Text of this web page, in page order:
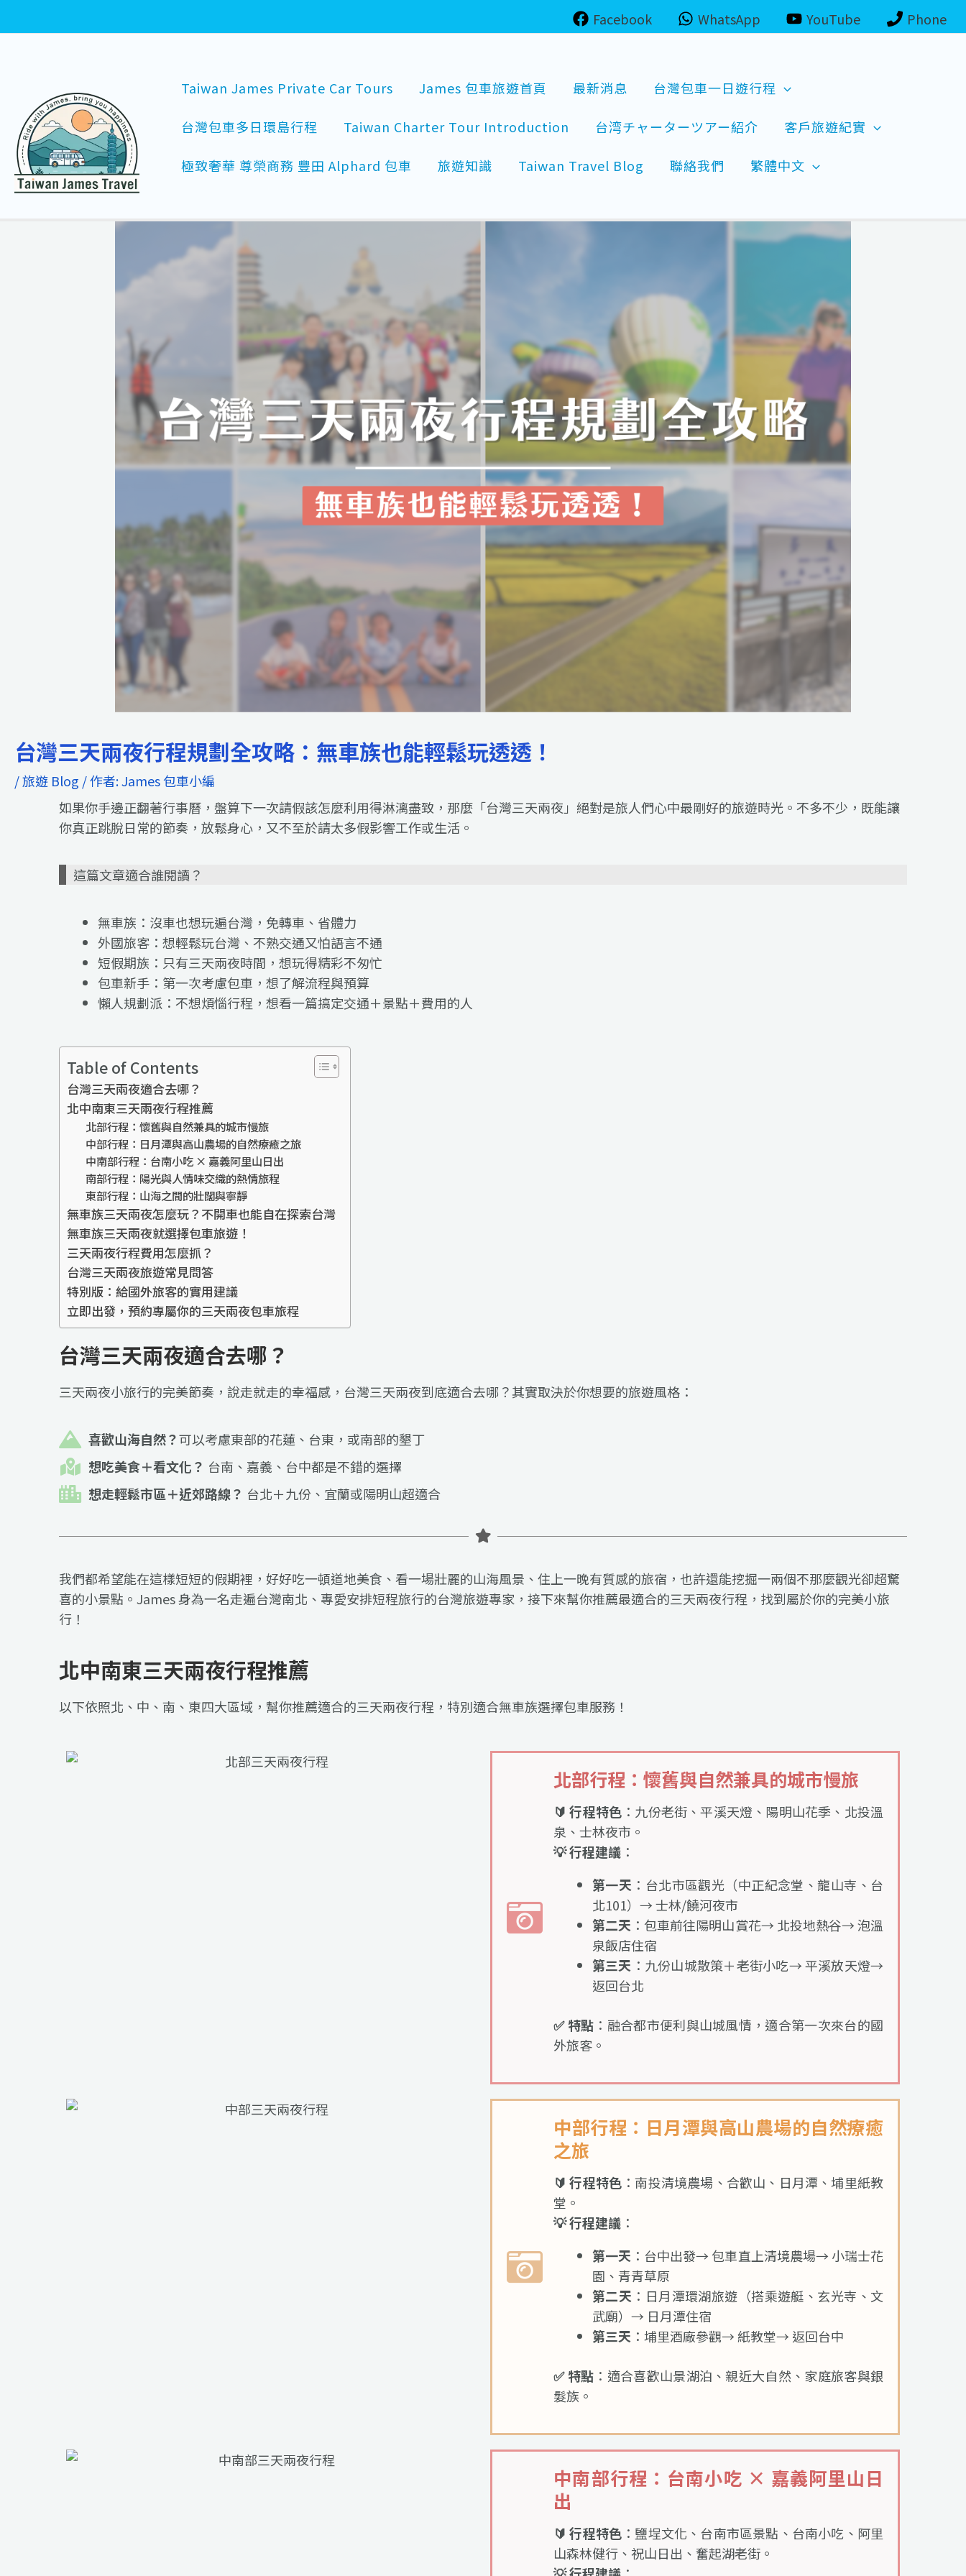
至
Facebook WhatsApp YouTube Phone
Taiwan James Private Car Tours James 包車旅遊首頁 最新消息 台灣包車一日遊行程
台灣包車多日環島行程 Taiwan Charter Tour Introduction 台湾チャーターツアー紹介 客戶旅遊紀實
極致奢華 尊榮商務 豐田 Alphard 包車 旅遊知識 Taiwan Travel Blog 聯絡我們 繁體中文
台灣三天兩夜行程規劃全攻略：無車族也能輕鬆玩透透！
/旅遊 Blog / 作者:James 包車小編
如果你手邊正翻著行事曆，盤算下一次請假該怎麼利用得淋漓盡致，那麼「台灣三天兩夜」絕對是旅人們心中最剛好的旅遊時光。不多不少，既能讓
你真正跳脫日常的節奏，放鬆身心，又不至於請太多假影響工作或生活。
這篇文章適合誰閱讀？
無車族：沒車也想玩遍台灣，免轉車、省體力
外國旅客：想輕鬆玩台灣、不熟交通又怕語言不通
短假期族：只有三天兩夜時間，想玩得精彩不匆忙
包車新手：第一次考慮包車，想了解流程與預算
懶人規劃派：不想煩惱行程，想看一篇搞定交通＋景點＋費用的人
Table of Contents
台灣三天兩夜適合去哪？
北中南東三天兩夜行程推薦
北部行程：懷舊與自然兼具的城市慢旅
中部行程：日月潭與高山農場的自然療癒之旅
中南部行程：台南小吃 × 嘉義阿里山日出
南部行程：陽光與人情味交織的熱情旅程
東部行程：山海之間的壯闊與寧靜
無車族三天兩夜怎麼玩？不開車也能自在探索台灣
無車族三天兩夜就選擇包車旅遊！
三天兩夜行程費用怎麼抓？
台灣三天兩夜旅遊常見問答
特別版：給國外旅客的實用建議
立即出發，預約專屬你的三天兩夜包車旅程
台灣三天兩夜適合去哪？
三天兩夜小旅行的完美節奏，說走就走的幸福感，台灣三天兩夜到底適合去哪？其實取決於你想要的旅遊風格：
喜歡山海自然？可以考慮東部的花蓮、台東，或南部的墾丁
想吃美食＋看文化？ 台南、嘉義、台中都是不錯的選擇
想走輕鬆市區＋近郊路線？ 台北＋九份、宜蘭或陽明山超適合
我們都希望能在這樣短短的假期裡，好好吃一頓道地美食、看一場壯麗的山海風景、住上一晚有質感的旅宿，也許還能挖掘一兩個不那麼觀光卻超驚
喜的小景點。James 身為一名走遍台灣南北、專愛安排短程旅行的台灣旅遊專家，接下來幫你推薦最適合的三天兩夜行程，找到屬於你的完美小旅
行！
北中南東三天兩夜行程推薦
以下依照北、中、南、東四大區域，幫你推薦適合的三天兩夜行程，特別適合無車族選擇包車服務！
北部行程：懷舊與自然兼具的城市慢旅
🔰 行程特色 ：九份老街、平溪天燈、陽明山花季、北投溫
泉、士林夜市。
💡 行程建議 ：
第一天 ：台北市區觀光（中正紀念堂、龍山寺、台
北101）→ 士林/饒河夜市
第二天 ：包車前往陽明山賞花→ 北投地熱谷→ 泡溫
泉飯店住宿
第三天 ：九份山城散策＋老街小吃→ 平溪放天燈→
返回台北
✅ 特點 ：融合都市便利與山城風情，適合第一次來台的國
外旅客。
中部行程：日月潭與高山農場的自然療癒
之旅
🔰 行程特色 ：南投清境農場、合歡山、日月潭、埔里紙教
堂。
💡 行程建議 ：
第一天 ：台中出發→ 包車直上清境農場→ 小瑞士花
園、青青草原
第二天 ：日月潭環湖旅遊（搭乘遊艇、玄光寺、文
武廟）→ 日月潭住宿
第三天 ：埔里酒廠參觀→ 紙教堂→ 返回台中
✅ 特點 ：適合喜歡山景湖泊、親近大自然、家庭旅客與銀
髮族。
中南部行程：台南小吃 × 嘉義阿里山日
出
🔰 行程特色 ：鹽埕文化、台南市區景點、台南小吃、阿里
山森林健行、祝山日出、奮起湖老街。
navigation